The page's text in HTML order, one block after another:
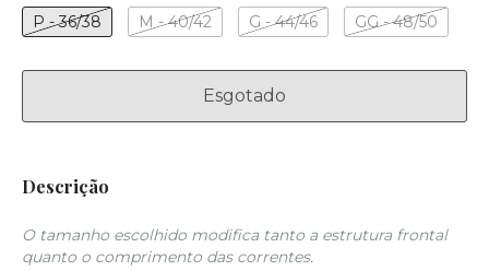
P - 36/38 M - 40/42 G - 44/46 GG - 48/50
Descrição
O tamanho escolhido modifica tanto a estrutura frontal
quanto o comprimento das correntes.